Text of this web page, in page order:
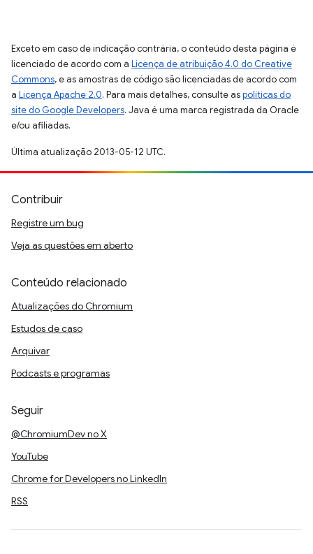
Exceto em caso de indicação contrária, o conteúdo desta página é
licenciado de acordo com a Licença de atribuição 4.0 do Creative
Commons, e as amostras de código são licenciadas de acordo com
a Licença Apache 2.0. Para mais detalhes, consulte aspolíticas do
site do Google Developers. Java é uma marca registrada da Oracle
e/ou afiliadas.
Última atualização 2013-05-12 UTC.
Contribuir
Registre um bug
Veja as questões em aberto
Conteúdo relacionado
Atualizações do Chromium
Estudos de caso
Arquivar
Podcasts e programas
Seguir
@ChromiumDev no X
YouTube
Chrome for Developers no LinkedIn
RSS